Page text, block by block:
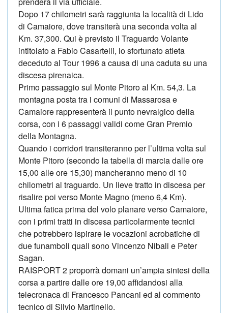
Dopo 17 chilometri sarà raggiunta la località di Lido
di Camaiore, dove transiterà una seconda volta al
Km. 37,300. Qui è previsto il Traguardo Volante
intitolato a Fabio Casartelli, lo sfortunato atleta
deceduto al Tour 1996 a causa di una caduta su una
discesa pirenaica.
Primo passaggio sul Monte Pitoro al Km. 54,3. La
montagna posta tra i comuni di Massarosa e
Camaiore rappresenterà il punto nevralgico della
corsa, con i 6 passaggi validi come Gran Premio
della Montagna.
Quando i corridori transiteranno per l’ultima volta sul
Monte Pitoro (secondo la tabella di marcia dalle ore
15,00 alle ore 15,30) mancheranno meno di 10
chilometri al traguardo. Un lieve tratto in discesa per
risalire poi verso Monte Magno (meno 6,4 Km).
Ultima fatica prima del volo planare verso Camaiore,
con i primi tratti in discesa particolarmente tecnici
che potrebbero ispirare le vocazioni acrobatiche di
due funamboli quali sono Vincenzo Nibali e Peter
Sagan.
RAISPORT 2 proporrà domani un’ampia sintesi della
corsa a partire dalle ore 19,00 affidandosi alla
telecronaca di Francesco Pancani ed al commento
tecnico di Silvio Martinello.